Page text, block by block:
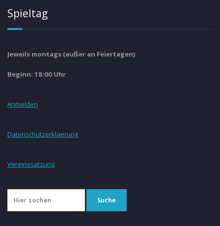
Spieltag
Jeweils montags (außer an Feiertagen)
Beginn: 18:00 Uhr
Anmelden
Datenschutzerklaerung
Vereinssatzung